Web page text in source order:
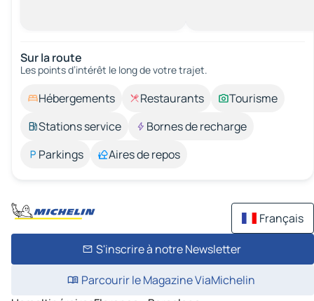
Sur la route
Les points d’intérêt le long de votre trajet.
Hébergements Restaurants
Tourisme
Stations service
Bornes de recharge
Parkings
Aires de repos
Français
S'inscrire à notre Newsletter
Parcourir le Magazine ViaMichelin